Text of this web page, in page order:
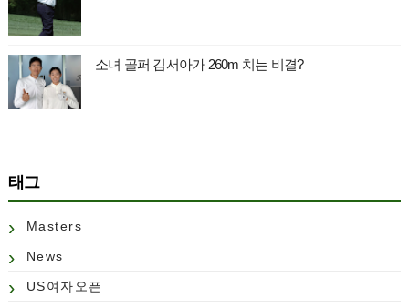
소녀 골퍼 김서아가 260m 치는 비결?
태그
Masters
News
US여자오픈